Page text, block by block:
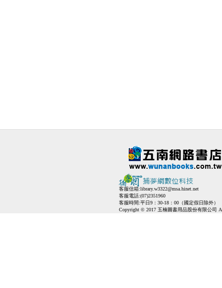
客服信箱:library.w3322@msa.hinet.net
客服電話:(07)2351960
客服時間:平日9：30-18：00（國定假日除外）
Copyright © 2017 五楠圖書用品股份有限公司